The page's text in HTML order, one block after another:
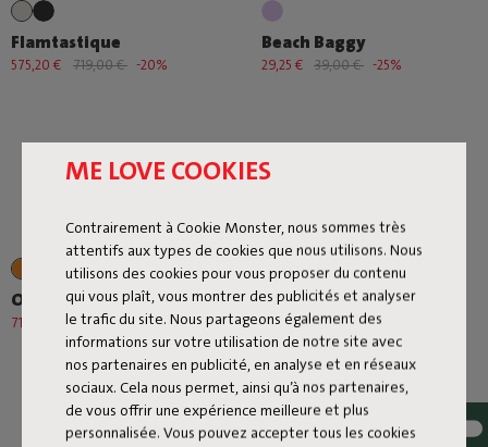
ME LOVE COOKIES
Contrairement à Cookie Monster, nous sommes très
attentifs aux types de cookies que nous utilisons. Nous
utilisons des cookies pour vous proposer du contenu
qui vous plaît, vous montrer des publicités et analyser
le trafic du site. Nous partageons également des
informations sur votre utilisation de notre site avec
nos partenaires en publicité, en analyse et en réseaux
sociaux. Cela nous permet, ainsi qu’à nos partenaires,
de vous offrir une expérience meilleure et plus
personnalisée. Vous pouvez accepter tous les cookies
Flamtastique
575,20 € 719,00 € -20%
Beach Baggy
29,25 € 39,00 € -25%
+1
Oloha Large
71,20 € 89,00 € -20%
Edison the Mini
87,20 € 109,00 € -20%